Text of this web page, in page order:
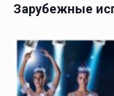
Зарубежные